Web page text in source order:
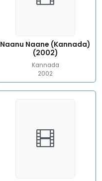
Naanu Naane (Kannada)
(2002)
Kannada
2002